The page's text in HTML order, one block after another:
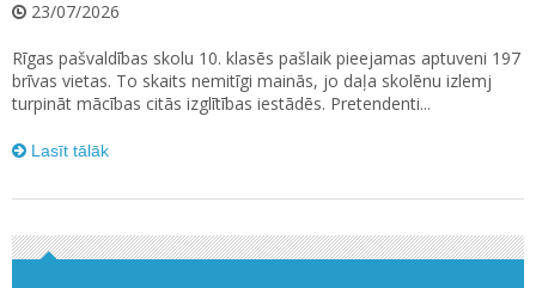
23/07/2026
Rīgas pašvaldības skolu 10. klasēs pašlaik pieejamas aptuveni 197
brīvas vietas. To skaits nemitīgi mainās, jo daļa skolēnu izlemj
turpināt mācības citās izglītības iestādēs. Pretendenti...
Lasīt tālāk